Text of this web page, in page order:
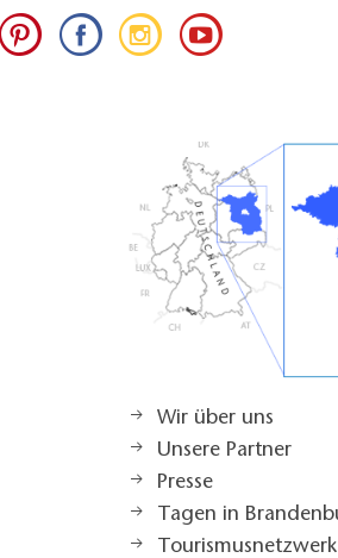
Wir über uns
Unsere Partner
Presse
Tagen in